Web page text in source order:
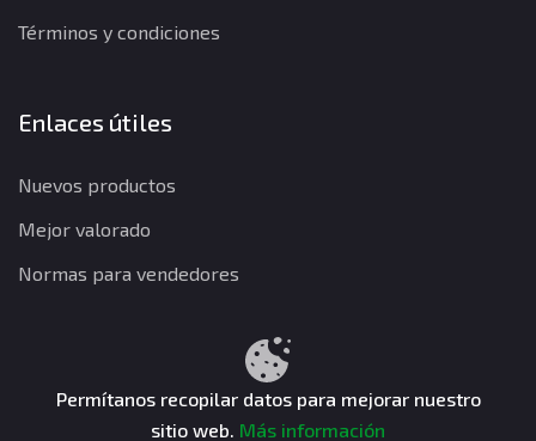
Términos y condiciones
Enlaces útiles
Nuevos productos
Mejor valorado
Normas para vendedores
Términos y condiciones
CuentasGO © 2026. Todos los derechos reservados.
Permítanos recopilar datos para mejorar nuestro
sitio web. Más información